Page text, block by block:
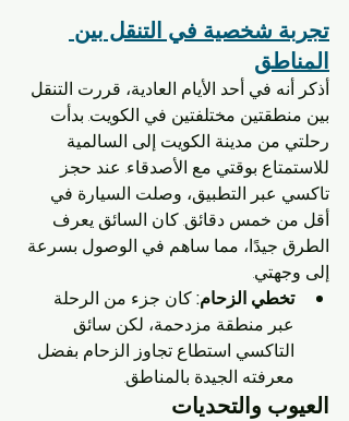
تجربة شخصية في التنقل بين
المناطق
أذكر أنه في أحد الأيام العادية، قررت التنقل
بين منطقتين مختلفتين في الكويت. بدأت
رحلتي من مدينة الكويت إلى السالمية
للاستمتاع بوقتي مع الأصدقاء. عند حجز
تاكسي عبر التطبيق، وصلت السيارة في
أقل من خمس دقائق. كان السائق يعرف
الطرق جيدًا، مما ساهم في الوصول بسرعة
إلى وجهتي.
تخطي الزحام: كان جزء من الرحلة
عبر منطقة مزدحمة، لكن سائق
التاكسي استطاع تجاوز الزحام بفضل
معرفته الجيدة بالمناطق.
العيوب والتحديات